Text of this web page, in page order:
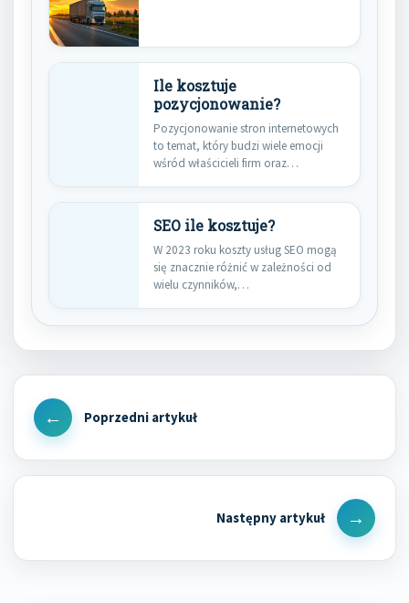
Ile kosztuje
pozycjonowanie?
Pozycjonowanie stron internetowych
to temat, który budzi wiele emocji
wśród właścicieli firm oraz
SEO ile kosztuje?
W 2023 roku koszty usług SEO mogą
się znacznie różnić w zależności od
wielu czynników,…
Nawigacja
wpisu
Previous
Next
Post